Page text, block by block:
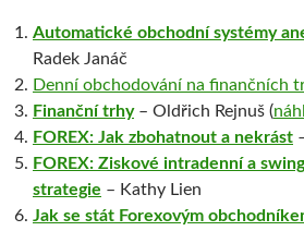
Automatické obchodní systémy
Radek Janáč
Denní obchodování na finančních
Finanční trhy– Oldřich Rejnuš (
FOREX: Jak zbohatnout a nekrást
FOREX: Ziskové intradenní a
strategie – Kathy Lien
Jak se stát Forexovým